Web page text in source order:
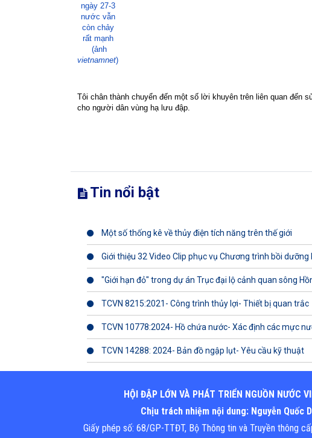
ngày 27-3
nước vẫn
còn chảy
rất mạnh
(ảnh
vietnamnet)
Tôi chân thành chuyển đến một số lời khuyên trên liên quan đến
cho người dân vùng hạ lưu đập.
Tin nổi bật
Một số thống kê về thủy điện tích năng trên thế giới
Giới thiệu 32 Video Clip phục vụ Chương trình bồi
"Giới hạn đỏ" trong dự án Trục đại lộ cảnh quan sông
TCVN 8215:2021- Công trình thủy lợi- Thiết bị quan trắc
TCVN 10778:2024- Hồ chứa nước- Xác định các mực
TCVN 14288: 2024- Bản đồ ngập lụt- Yêu cầu kỹ thuật
HỘI ĐẬP LỚN VÀ PHÁT TRIỂN NGUỒN NƯỚC
Chịu trách nhiệm nội dung: Nguyễn Quốc
Giấy phép số: 68/GP-TTĐT, Bộ Thông tin và Truyền thông